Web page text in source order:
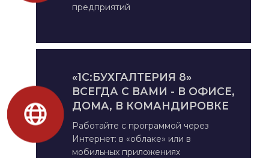
предприятий
«1С:БУХГАЛТЕРИЯ 8»
ВСЕГДА С ВАМИ - В ОФИСЕ,
ДОМА, В КОМАНДИРОВКЕ
Работайте с программой через
Интернет: в «облаке» или в
мобильных приложениях